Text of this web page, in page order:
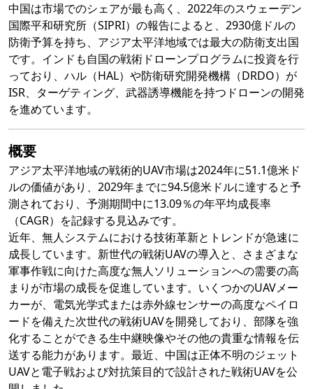
中国は市場でのシェアが最も高く、2022年のスウェーデン
国際平和研究所（SIPRI）の報告によると、2930億ドルの
防衛予算を持ち、アジア太平洋地域では最大の防衛支出国
です。インドも自国の戦術ドローンプログラムに投資を行
っており、ハル（HAL）や防衛研究開発機構（DRDO）が
ISR、ターゲティング、武器誘導機能を持つドローンの開発
を進めています。
概要
アジア太平洋地域の戦術的UAV市場は2024年に51.1億米ド
ルの価値があり、2029年までに94.5億米ドルに達すると予
測されており、予測期間中に13.09％の年平均成長率
（CAGR）を記録する見込みです。
近年、無人システムにおける技術革新とトレンドが急速に
成長しています。新世代の戦術UAVの導入と、さまざまな
軍事作戦に向けた高度な無人ソリューションへの需要の高
まりが市場の成長を促進しています。いくつかのUAVメー
カーが、電気光学式または赤外線センサーの高度なペイロ
ードを備えた次世代の戦術UAVを開発しており、部隊を強
化することができる生中継映像やその他の貴重な情報を伝
送する能力があります。最近、中国は正体不明のジェット
UAVと電子戦および対抗策目的で設計された戦術UAVを公